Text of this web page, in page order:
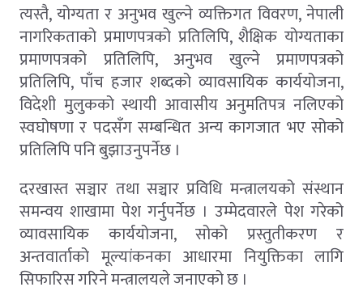
त्यस्तै, योग्यता र अनुभव खुल्ने व्यक्तिगत विवरण, नेपाली
नागरिकताको प्रमाणपत्रको प्रतिलिपि, शैक्षिक योग्यताका
प्रमाणपत्रको प्रतिलिपि, अनुभव खुल्ने प्रमाणपत्रको
प्रतिलिपि, पाँच हजार शब्दको व्यावसायिक कार्ययोजना,
विदेशी मुलुकको स्थायी आवासीय अनुमतिपत्र नलिएको
स्वघोषणा र पदसँग सम्बन्धित अन्य कागजात भए सोको
प्रतिलिपि पनि बुझाउनुपर्नेछ ।
दरखास्त सञ्चार तथा सञ्चार प्रविधि मन्त्रालयको संस्थान
समन्वय शाखामा पेश गर्नुपर्नेछ । उम्मेदवारले पेश गरेको
व्यावसायिक कार्ययोजना, सोको प्रस्तुतीकरण र
अन्तवार्ताको मूल्यांकनका आधारमा नियुक्तिका लागि
सिफारिस गरिने मन्त्रालयले जनाएको छ ।